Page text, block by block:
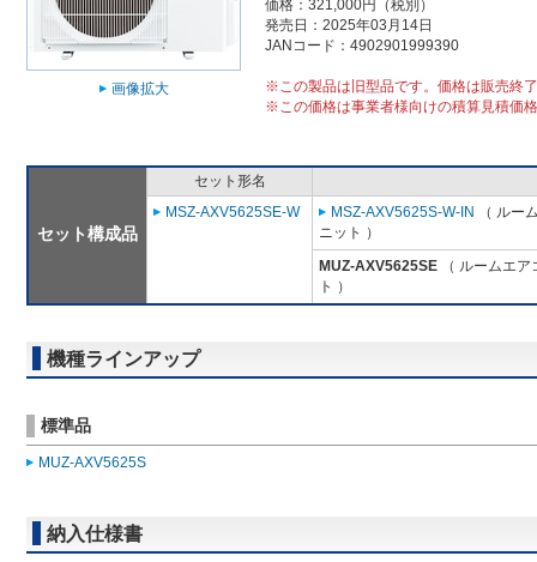
画像拡大
価格：321,000円（税別）
発売日：2025年03月14日
JANコード：4902901999390
※この製品は旧型品です。価格は販売終
※この価格は事業者様向けの積算見積価
セット構成品
セット形名
MSZ-AXV5625SE-W
MSZ-AXV5625S-W-IN
（ ルー
ニット ）
MUZ-AXV5625SE （ ルームエ
ト ）
機種ラインアップ
標準品
MUZ-AXV5625S
納入仕様書